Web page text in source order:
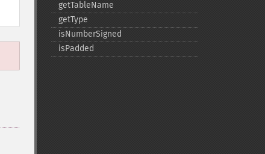
getTableName
getType
isNumberSigned
isPadded